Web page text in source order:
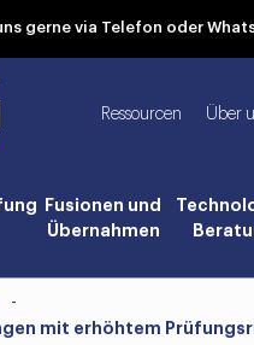
gerne via Telefon oder
Ressourcen Über
Fusionen und
Übernahmen
-
mit erhöhtem